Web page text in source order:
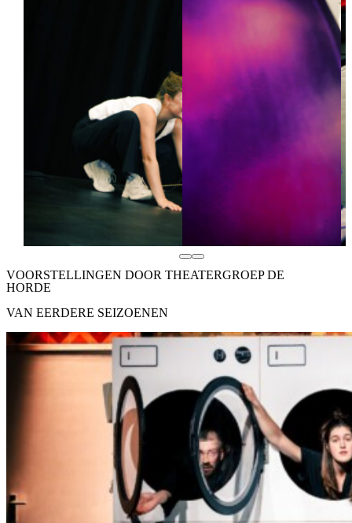
VOORSTELLINGEN DOOR THEATERGROEP DE
HORDE
VAN EERDERE SEIZOENEN